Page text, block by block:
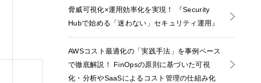
脅威可視化×運用効率化を実現！ 『Security
Hubで始める「迷わない」セキュリティ運用』
AWSコスト最適化の「実践手法」を事例ベース
で徹底解説！ FinOpsの原則に基づいた可視
化・分析やSaaSによるコスト管理の仕組み化